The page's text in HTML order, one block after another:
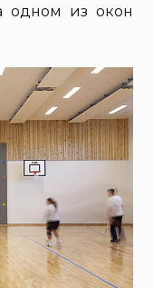
одном из окон